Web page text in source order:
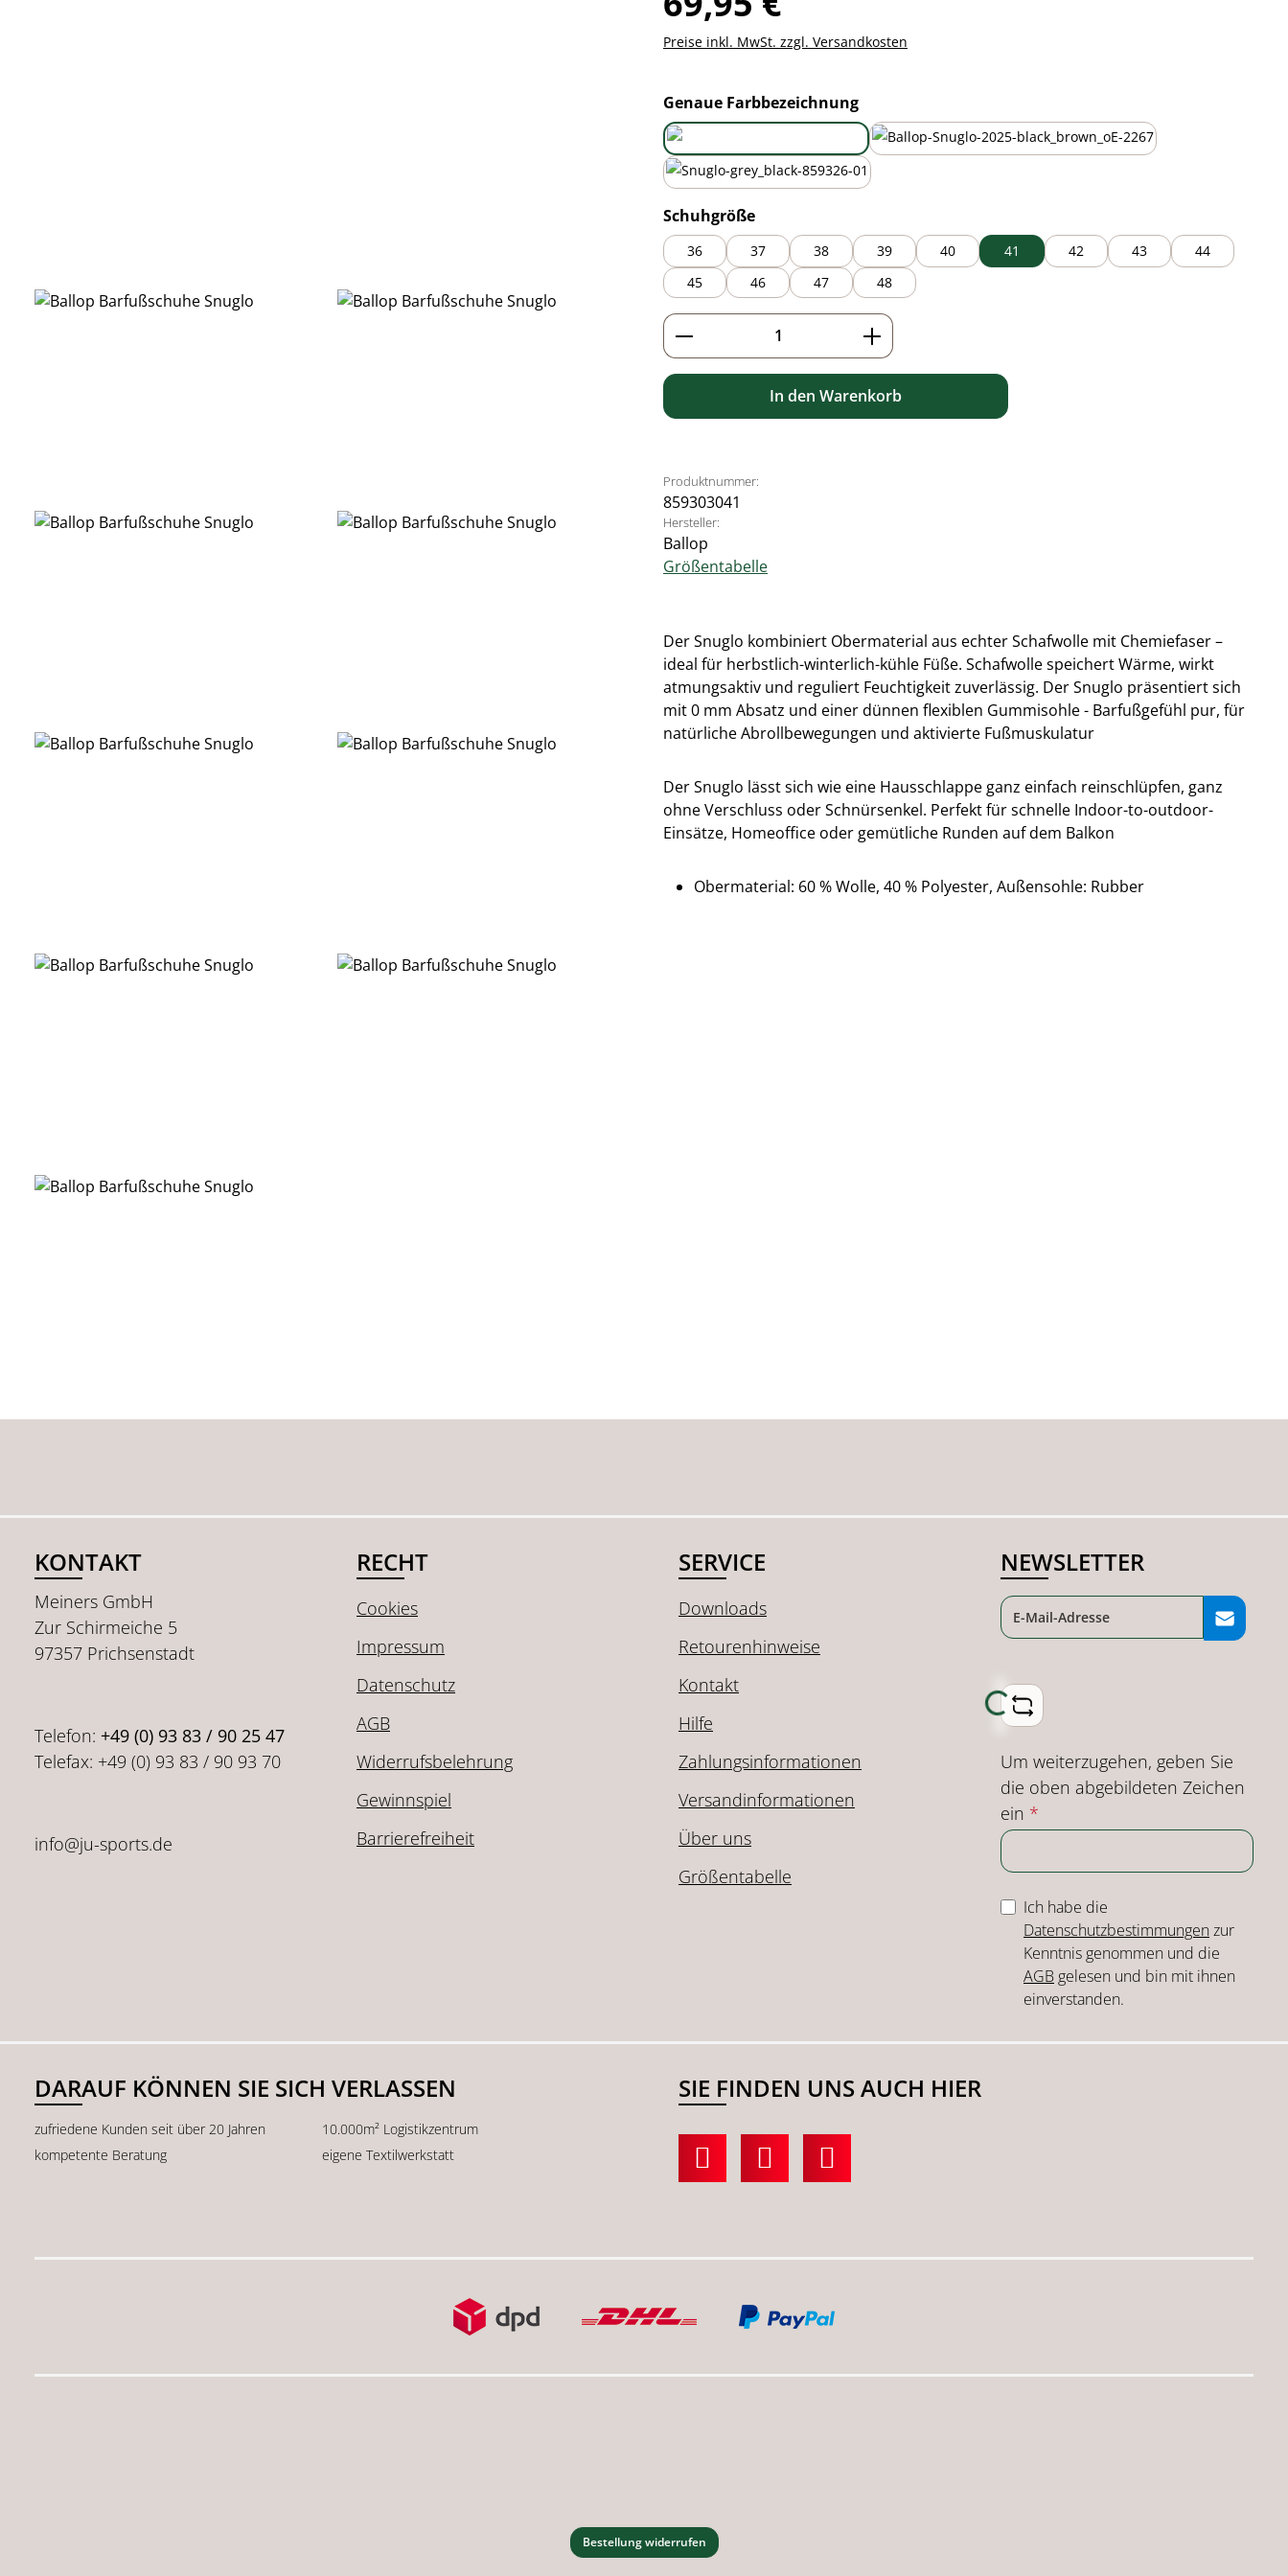
Preise inkl. MwSt. zzgl. Versandkosten
Genaue Farbbezeichnungauswählen
all-black
black/brown
Schuhgrößeauswählen
36 37 38 39 40 41 42 43
44
45
46 47 48
Produkt Anzahl: Gib den gewünschten Wert ein oder
In den Warenkorb
Produktnummer:
859303041
Hersteller:
Ballop
Größentabelle
Der Snuglo kombiniert Obermaterial aus echter Schafwolle mit Chemiefaser –
ideal für herbstlich-winterlich-kühle Füße. Schafwolle speichert Wärme, wirkt
atmungsaktiv und reguliert Feuchtigkeit zuverlässig. Der Snuglo präsentiert sich
mit 0 mm Absatz und einer dünnen flexiblen Gummisohle - Barfußgefühl pur, für
natürliche Abrollbewegungen und aktivierte Fußmuskulatur
Der Snuglo lässt sich wie eine Hausschlappe ganz einfach reinschlüpfen, ganz
ohne Verschluss oder Schnürsenkel. Perfekt für schnelle Indoor-to-outdoor-
Einsätze, Homeoffice oder gemütliche Runden auf dem Balkon
Obermaterial: 60 % Wolle, 40 % Polyester, Außensohle: Rubber
KONTAKT
Meiners GmbH
Zur Schirmeiche 5
97357 Prichsenstadt
Telefon: +49 (0) 93 83 / 90 25 47
Telefax: +49 (0) 93 83 / 90 93 70
info@ju-sports.de
RECHT
Cookies
Impressum
Datenschutz
AGB
Widerrufsbelehrung
Gewinnspiel
Barrierefreiheit
SERVICE
Downloads
Retourenhinweise
Kontakt
Hilfe
Zahlungsinformationen
Versandinformationen
Über uns
Größentabelle
NEWSLETTER
Loading...
Um weiterzugehen, geben Sie
die oben abgebildeten Zeichen
ein *
Ich habe die
Datenschutzbestimmungenzur
Kenntnis genommen und die
AGB gelesen und bin mit ihnen
einverstanden.
DARAUF KÖNNEN SIE SICH VERLASSEN
zufriedene Kunden seit über 20 Jahren
10.000m² Logistikzentrum
kompetente Beratung
eigene Textilwerkstatt
SIE FINDEN UNS AUCH HIER
Bestellung widerrufen